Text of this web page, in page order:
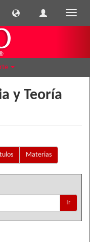
y Teoría
Materias
Ir